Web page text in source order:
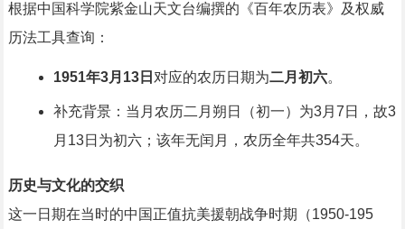
根据中国科学院紫金山天文台编撰的《百年农历表》及权威
历法工具查询：
1951年3月13日 对应的农历日期为二月初六。
补充背景：当月农历二月朔日（初一）为3月7日，故3
月13日为初六；该年无闰月，农历全年共354天。
历史与文化的交织
这一日期在当时的中国正值抗美援朝战争时期（1950-195